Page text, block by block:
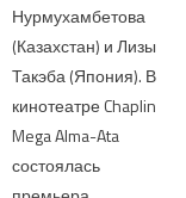
Нурмухамбетова
(Казахстан) и Лизы
Такэба (Япония). В
кинотеатре Chaplin
Mega Alma-Ata
состоялась